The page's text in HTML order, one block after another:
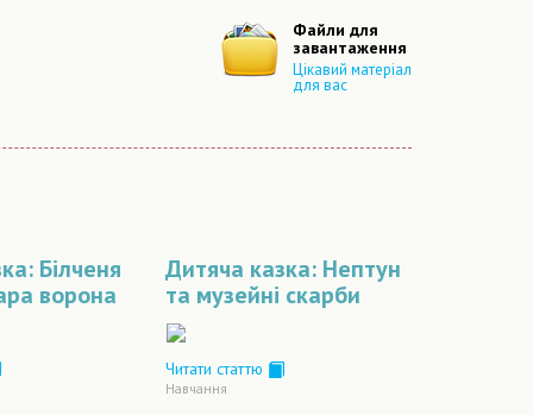
Файли для
завантаження
Цікавий матеріал
для вас
Білченя
ворона
Дитяча казка: Нептун
та музейні скарби
Читати статтю
Навчання